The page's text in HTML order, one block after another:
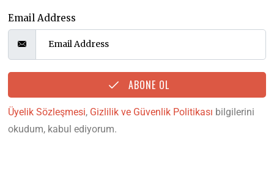
Email Address
ABONE OL
Üyelik Sözleşmesi, Gizlilik ve Güvenlik Politikası bilgilerini
okudum, kabul ediyorum.